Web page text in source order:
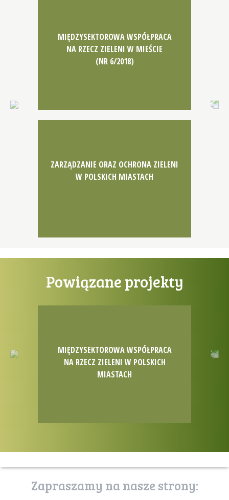
MIĘDZYSEKTOROWA WSPÓŁPRACA
NA RZECZ ZIELENI W MIEŚCIE
(NR 6/2018)
ZARZĄDZANIE ORAZ OCHRONA ZIELENI
W POLSKICH MIASTACH
Previous
Powiązane projekty
MIĘDZYSEKTOROWA WSPÓŁPRACA
NA RZECZ ZIELENI W POLSKICH
MIASTACH
Previous
Zapraszamy na nasze strony: